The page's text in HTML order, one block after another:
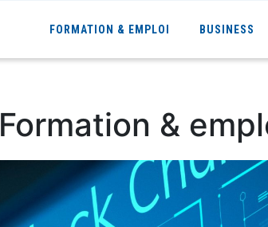
FORMATION & EMPLOI BUSINESS
Formation &